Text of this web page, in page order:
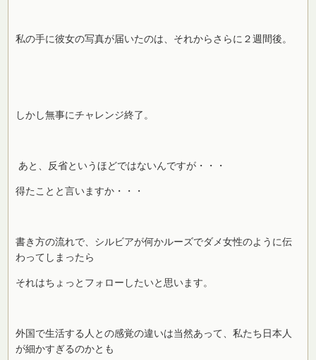
私の手に彼女の写真が届いたのは、それからさらに２週間後。
しかし無事にチャレンジ終了。
あと、反省というほどではないんですが・・・
得たことと言いますか・・・
書き方の流れで、シルビアが何かルーズでダメ女性のように伝
わってしまったら
それはちょっとフォローしたいと思います。
外国で生活する人との感覚の違いは当然あって、私たち日本人
が細かすぎるのかとも